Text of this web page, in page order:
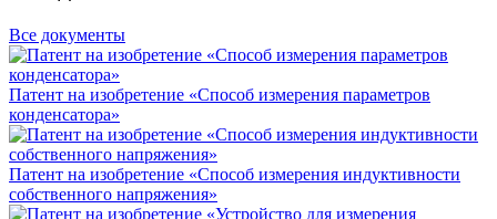
Все документы
Патент на изобретение «Способ измерения параметров
конденсатора»
Патент на изобретение «Способ измерения индуктивности
собственного напряжения»